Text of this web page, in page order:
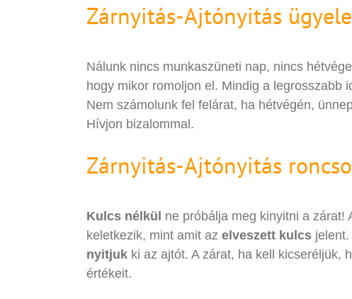
Zárnyitás-Ajtónyitás
Nálunk nincs munkaszüneti nap, nincs
hogy mikor romoljon el. Mindig a legrosszabb
Nem számolunk fel felárat, ha hétvégén,
Hívjon bizalommal.
Zárnyitás-Ajtónyitás
Kulcs nélkül ne próbálja meg kinyitni a zárat!
keletkezik, mint amit az elveszett kulcs
nyitjuk ki az ajtót. A zárat, ha kell kicseréljük,
értékeit.